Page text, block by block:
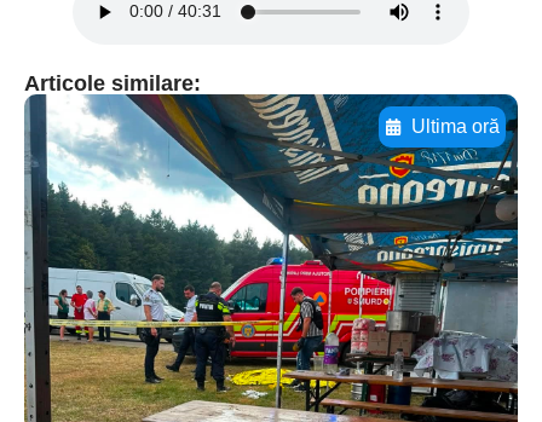
Articole similare:
Ultima oră
Adaugă aici textul pentru
subtitluAdaugă aici
textul pentru
subtitluAdaugă aici
textul pentru
subtitluAdaugă aici
textul pentru subti